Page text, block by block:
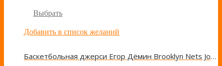
Выбрать
Добавить в список желаний
Баскетбольная джерси Егор Дёмин Brooklyn Nets Jordan Statement Edition Grey